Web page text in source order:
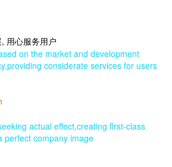
用心服务用户
on the market and development
considerate services for users
actual effect,creating flrst-class
perfect company image